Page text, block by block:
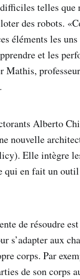
telles
des robots.
éléments les
et les
Alberto
nouvelle
Elle intègre
qui en fait un
de résoudre
s’adapter aux
corps. Par
de son corps